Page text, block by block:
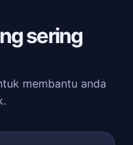
sering
membantu anda